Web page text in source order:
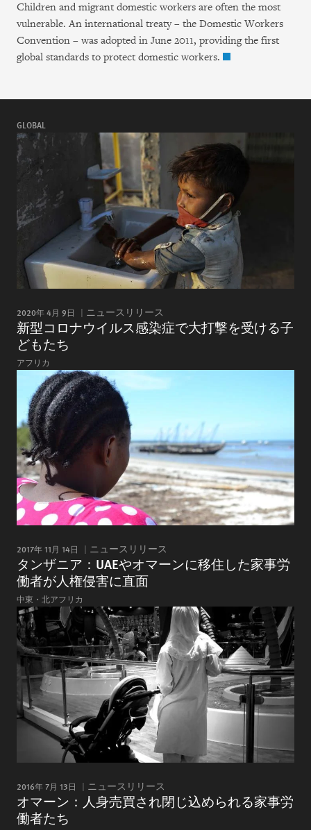
Children and migrant domestic workers are often the most
vulnerable. An international treaty – the Domestic Workers
Convention – was adopted in June 2011, providing the first
global standards to protect domestic workers.
GLOBAL
2020年 4月 9日 ニュースリリース
新型コロナウイルス感染症で大打撃を受ける子
どもたち
アフリカ
2017年 11月 14日 ニュースリリース
タンザニア：UAEやオマーンに移住した家事労
働者が人権侵害に直面
中東・北アフリカ
2016年 7月 13日 ニュースリリース
オマーン：人身売買され閉じ込められる家事労
働者たち